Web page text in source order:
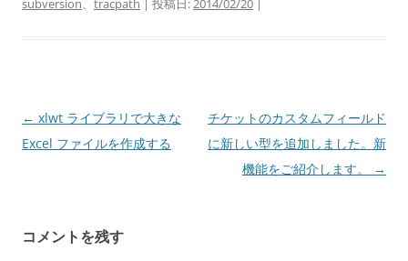
subversion、 tracpath | 投稿日:2014/02/20
投
稿
ー
← xlwt ライブラリで大きな
Excel ファイルを作成する
チケットのカスタムフィールド
に新しい型を追加しました。新
機能をご紹介します。
→
コメントを残す